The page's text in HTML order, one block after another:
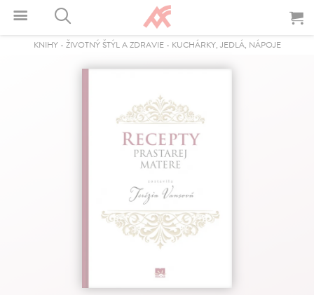
KNIHY- ŽIVOTNÝ ŠTÝL A ZDRAVIE- KUCHÁRKY, JEDLÁ, NÁPOJE